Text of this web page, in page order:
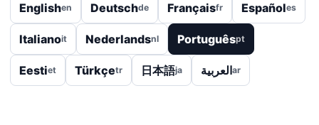
Englishen Deutschde Françaisfr Españoles
Italianoit Nederlandsnl Portuguêspt
Eestiet Türkçetr 日本語ja العربيةar